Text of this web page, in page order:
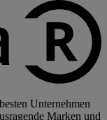
Unternehmen
Marken und